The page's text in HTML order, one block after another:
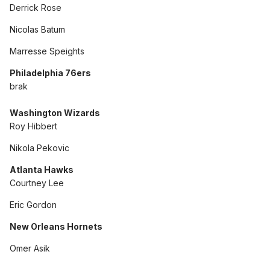
Derrick Rose
Nicolas Batum
Marresse Speights
Philadelphia 76ers
brak
Washington Wizards
Roy Hibbert
Nikola Pekovic
Atlanta Hawks
Courtney Lee
Eric Gordon
New Orleans Hornets
Omer Asik